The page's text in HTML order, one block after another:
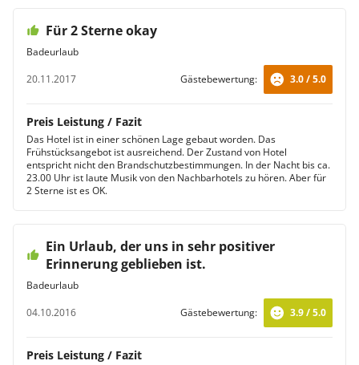
Für 2 Sterne okay
Badeurlaub
20.11.2017
Gästebewertung: 3.0 / 5.0
Preis Leistung / Fazit
Das Hotel ist in einer schönen Lage gebaut worden. Das
Frühstücksangebot ist ausreichend. Der Zustand von Hotel
entspricht nicht den Brandschutzbestimmungen. In der Nacht bis ca.
23.00 Uhr ist laute Musik von den Nachbarhotels zu hören. Aber für
2 Sterne ist es OK.
Ein Urlaub, der uns in sehr positiver
Erinnerung geblieben ist.
Badeurlaub
04.10.2016
Gästebewertung: 3.9 / 5.0
Preis Leistung / Fazit